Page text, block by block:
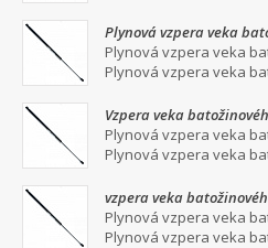
Plynová vzpera veka
Plynová vzpera veka
Plynová vzpera veka
Vzpera veka
Plynová vzpera veka
Plynová vzpera veka
vzpera veka
Plynová vzpera veka
Plynová vzpera veka